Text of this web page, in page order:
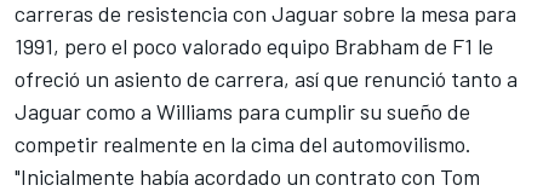
carreras de resistencia con Jaguar sobre la mesa para
1991, pero el poco valorado equipo Brabham de F1 le
ofreció un asiento de carrera, así que renunció tanto a
Jaguar como a Williams para cumplir su sueño de
competir realmente en la cima del automovilismo.
"Inicialmente había acordado un contrato con Tom